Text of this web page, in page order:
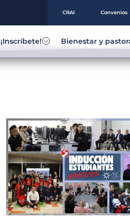
CRAI Convenios
¡Inscríbete! Bienestar y